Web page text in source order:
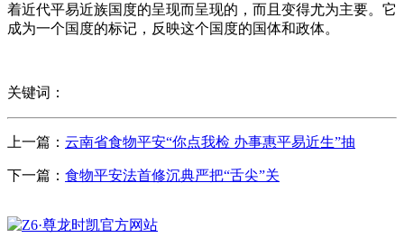
着近代平易近族国度的呈现而呈现的，而且变得尤为主要。它
成为一个国度的标记，反映这个国度的国体和政体。
关键词：
上一篇： 云南省食物平安“你点我检 办事惠平易近生”抽
下一篇： 食物平安法首修沉典严把“舌尖”关